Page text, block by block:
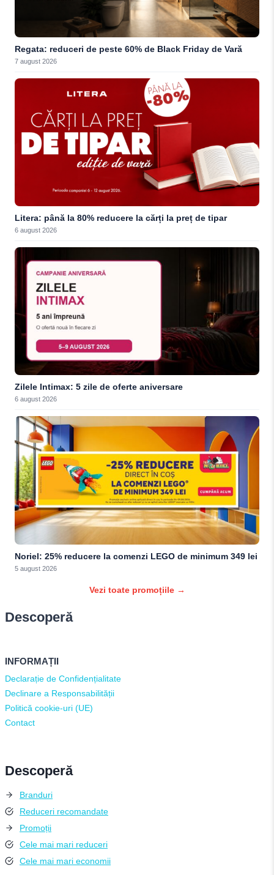
Regata: reduceri de peste 60% de Black Friday de Vară
7 august 2026
Litera: până la 80% reducere la cărți la preț de tipar
6 august 2026
Zilele Intimax: 5 zile de oferte aniversare
6 august 2026
Noriel: 25% reducere la comenzi LEGO de minimum 349 lei
5 august 2026
Vezi toate promoțiile →
Descoperă
INFORMAȚII
Declarație de Confidențialitate
Declinare a Responsabilității
Politică cookie-uri (UE)
Contact
Descoperă
Branduri
Reduceri recomandate
Promoții
Cele mai mari reduceri
Cele mai mari economii